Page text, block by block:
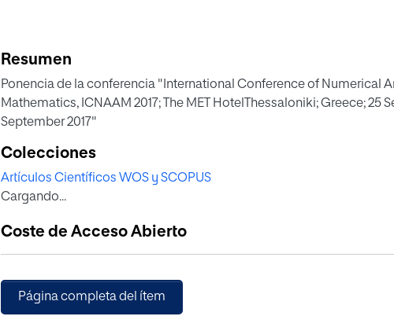
Resumen
Ponencia de la conferencia "International Conference of Numerical
Mathematics, ICNAAM 2017; The MET HotelThessaloniki; Greece; 25
September 2017"
Colecciones
Artículos Científicos WOS y SCOPUS
Cargando...
Coste de Acceso Abierto
Página completa del ítem